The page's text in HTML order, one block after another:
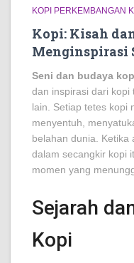
KOPI PERKEMBANGAN
Kopi: Kisah
Menginspirasi
Seni dan budaya
dan inspirasi dari kopi
lain. Setiap tetes kopi
menyentuh,
belahan dunia. Ketika
dalam secangkir kopi
momen yang
Sejarah
Kopi